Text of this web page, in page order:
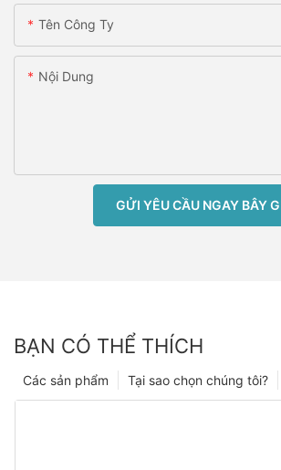
Tên Công Ty
Nội Dung
GỬI YÊU CẦU NGAY BÂY
BẠN CÓ THỂ THÍCH
Tại sao chọn chúng tôi?
Các sản phẩm